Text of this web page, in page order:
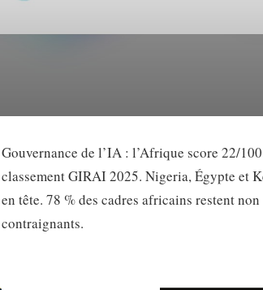
Gouvernance de l’IA : l’Afrique score 22/
classement GIRAI 2025. Nigeria, Égypte et
en tête. 78 % des cadres africains restent non
contraignants.